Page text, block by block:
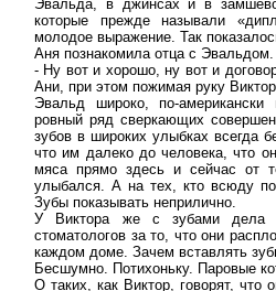
Эвальда, в джинсах и в
которые прежде называли
молодое выражение. Так
Аня познакомила отца с Эвальдом.
- Ну вот и хорошо, ну вот и
Ани, при этом пожимая руку
Эвальд широко, по-американски
ровный ряд сверкающих
зубов в широких улыбках всегда
что им далеко до человека, что
мяса прямо здесь и сейчас от
улыбался. А на тех, кто всюду
Зубы показывать неприлично.
У Виктора же с зубами дела
стоматологов за то, что они
каждом доме. Зачем вставлять
Бесшумно. Потихоньку. Паровые
О таких, как Виктор, говорят,